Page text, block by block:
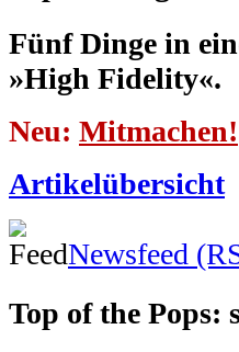
Fünf Dinge in
»High Fidelity«.
Neu: Mitmachen!
Artikelübersicht
Newsfeed
Top of the Pops: